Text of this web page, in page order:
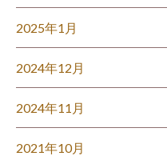
2025年1月
2024年12月
2024年11月
2021年10月